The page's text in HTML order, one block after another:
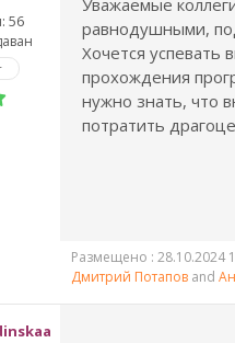
56
Уважаемые
равнодушными,
Хочется успевать
прохождения
нужно знать, что
потратить
Размещено : 28.10.2024
Дмитрий Потапов and